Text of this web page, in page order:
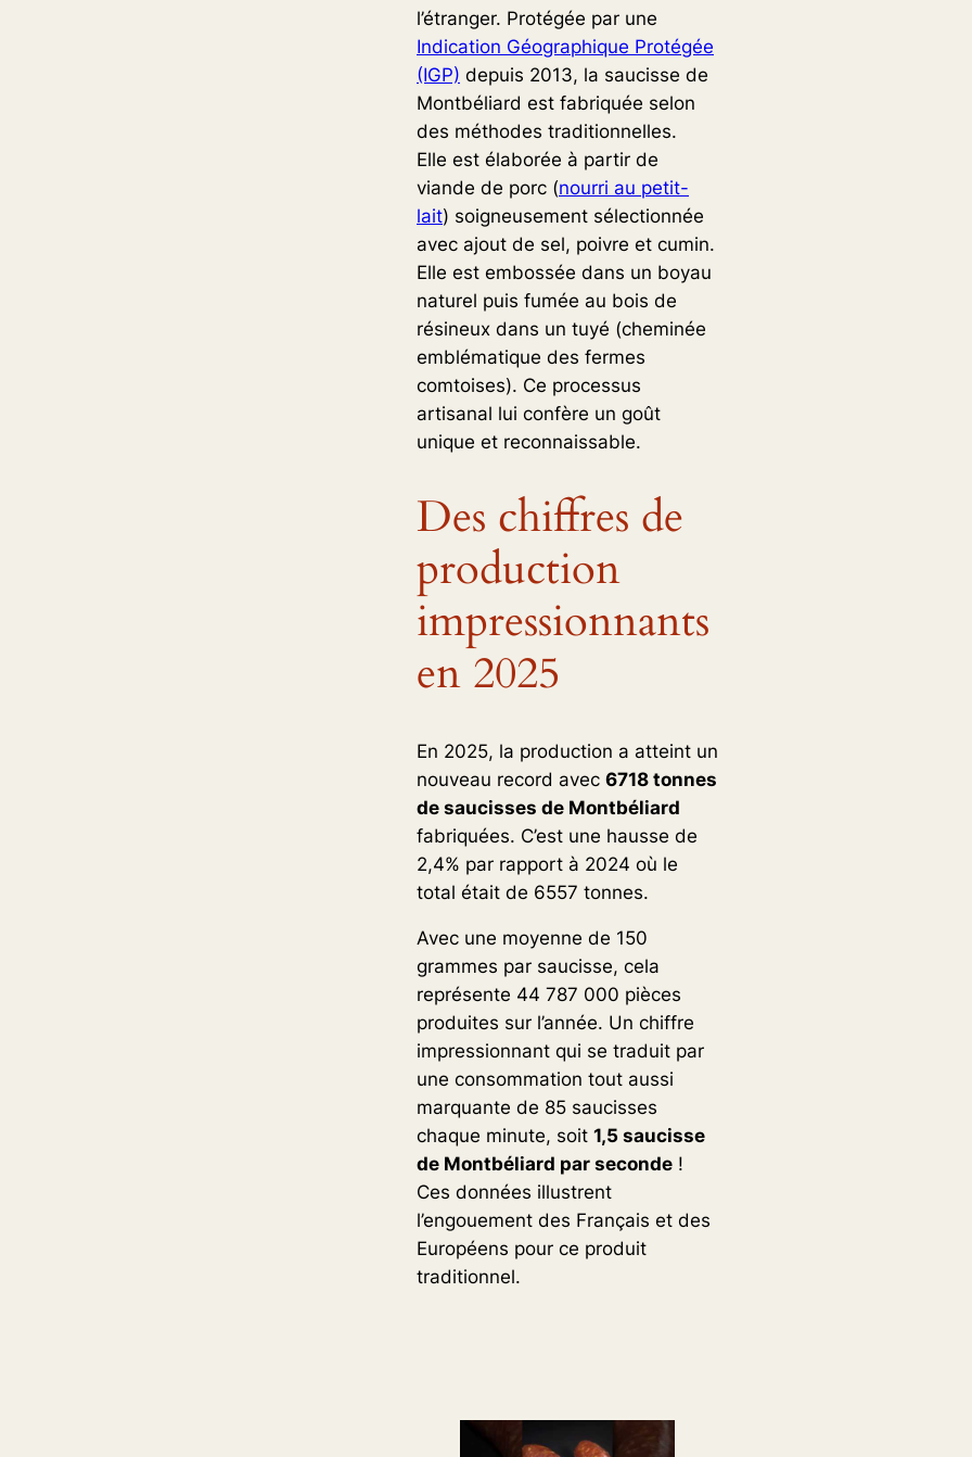
l’étranger. Protégée par une
Indication Géographique Protégée
(IGP) depuis 2013, la saucisse de
Montbéliard est fabriquée selon
des méthodes traditionnelles.
Elle est élaborée à partir de
viande de porc (nourri au petit-
lait) soigneusement sélectionnée
avec ajout de sel, poivre et cumin.
Elle est embossée dans un boyau
naturel puis fumée au bois de
résineux dans un tuyé (cheminée
emblématique des fermes
comtoises). Ce processus
artisanal lui confère un goût
unique et reconnaissable.
Des chiffres de
production
impressionnants
en 2025
En 2025, la production a atteint un
nouveau record avec 6718 tonnes
de saucisses de Montbéliard
fabriquées. C’est une hausse de
2,4% par rapport à 2024 où le
total était de 6557 tonnes.
Avec une moyenne de 150
grammes par saucisse, cela
représente 44 787 000 pièces
produites sur l’année. Un chiffre
impressionnant qui se traduit par
une consommation tout aussi
marquante de 85 saucisses
chaque minute, soit 1,5 saucisse
de Montbéliard par seconde !
Ces données illustrent
l’engouement des Français et des
Européens pour ce produit
traditionnel.